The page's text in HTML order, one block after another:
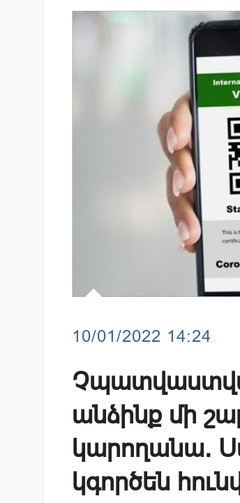
10/01/2022 14:24
անձինք մի
կարողանա.
կգործեն
Ֆասթ Բանկը
Սամմիթին
պրոդուկտներն
առաջարկները